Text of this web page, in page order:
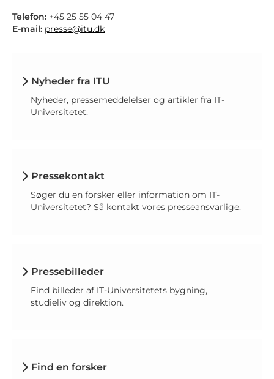
Telefon: +45 25 55 04 47
E-mail: presse@itu.dk
Nyheder fra ITU
Nyheder, pressemeddelelser og artikler fra IT-
Universitetet.
Pressekontakt
Søger du en forsker eller information om IT-
Universitetet? Så kontakt vores presseansvarlige.
Pressebilleder
Find billeder af IT-Universitetets bygning,
studieliv og direktion.
Find en forsker